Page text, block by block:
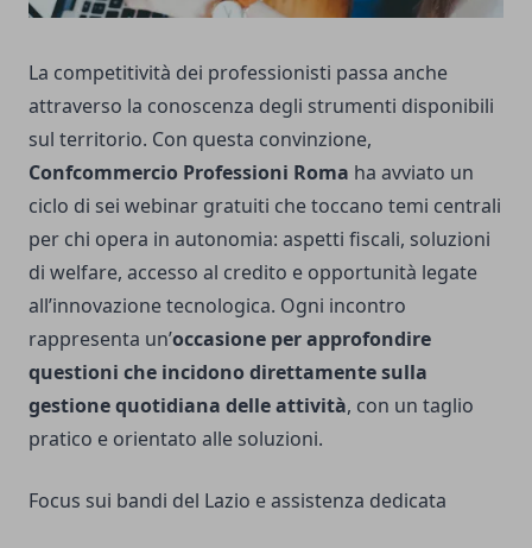
La competitività dei professionisti passa anche
attraverso la conoscenza degli strumenti disponibili
sul territorio. Con questa convinzione,
Confcommercio Professioni Roma ha avviato un
ciclo di sei webinar gratuiti che toccano temi centrali
per chi opera in autonomia: aspetti fiscali, soluzioni
di welfare, accesso al credito e opportunità legate
all’innovazione tecnologica. Ogni incontro
rappresenta un’occasione per approfondire
questioni che incidono direttamente sulla
gestione quotidiana delle attività, con un taglio
pratico e orientato alle soluzioni.
Focus sui bandi del Lazio e assistenza dedicata